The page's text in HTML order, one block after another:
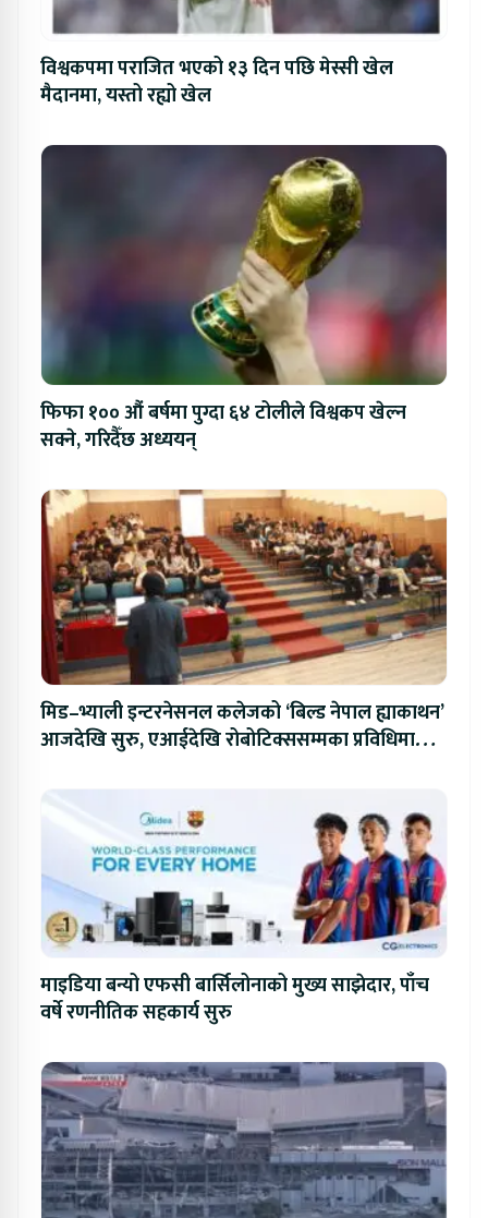
विश्वकपमा पराजित भएको १३ दिन पछि मेस्सी खेल
मैदानमा, यस्तो रह्यो खेल
फिफा १०० औं बर्षमा पुग्दा ६४ टोलीले विश्वकप खेल्न
सक्ने, गरिदैँछ अध्ययन्
मिड–भ्याली इन्टरनेसनल कलेजको ‘बिल्ड नेपाल ह्याकाथन’
आजदेखि सुरु, एआईदेखि रोबोटिक्ससम्मका प्रविधिमा
माइडिया बन्यो एफसी बार्सिलोनाको मुख्य साझेदार, पाँच
वर्षे रणनीतिक सहकार्य सुरु